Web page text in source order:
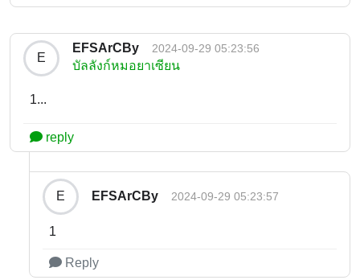
E
EFSArCBy 2024-09-29 05:23:56
บัลลังก์หมอยาเซียน
1...
reply
E EFSArCBy 2024-09-29 05:23:57
1
Reply